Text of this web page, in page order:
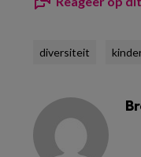
diversiteit